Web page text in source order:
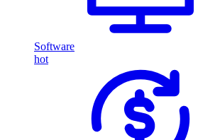
Software
hot